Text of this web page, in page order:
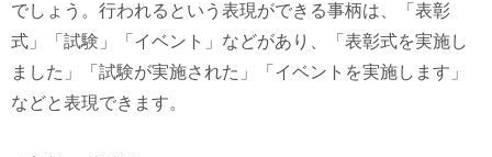
でしょう。行われるという表現ができる事柄は、「表彰
式」「試験」「イベント」などがあり、「表彰式を実施し
ました」「試験が実施された」「イベントを実施します」
などと表現できます。